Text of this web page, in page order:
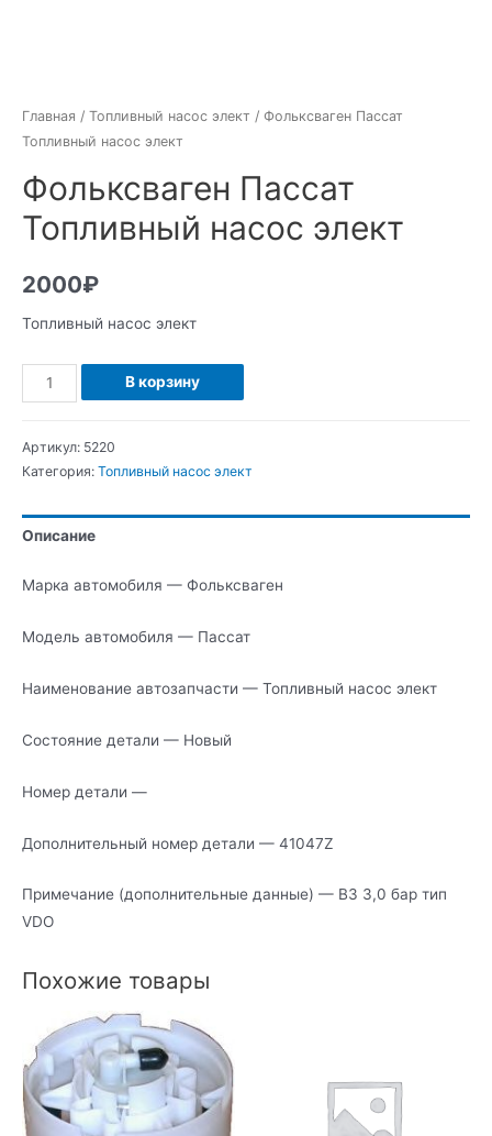
Главная / Топливный насос элект / Фольксваген Пассат
Топливный насос элект
Фольксваген Пассат
Топливный насос элект
2000₽
Топливный насос элект
Количество
Фольксваген
Топливный
элект
В корзину
Артикул: 5220
Категория: Топливный насос элект
Описание
Марка автомобиля — Фольксваген
Модель автомобиля — Пассат
Наименование автозапчасти — Топливный насос элект
Состояние детали — Новый
Номер детали —
Дополнительный номер детали — 41047Z
Примечание (дополнительные данные) — В3 3,0 бар тип
VDO
Похожие товары